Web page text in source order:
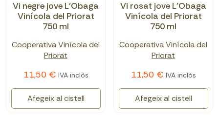
Vi negre jove L'Obaga
Vinícola del Priorat
750 ml
Cooperativa Vinícola del
Priorat
11,50 € IVA inclòs
Afegeix al cistell
Vi rosat jove L'Obaga
Vinícola del Priorat
750 ml
Cooperativa Vinícola del
Priorat
11,50 € IVA inclòs
Afegeix al cistell